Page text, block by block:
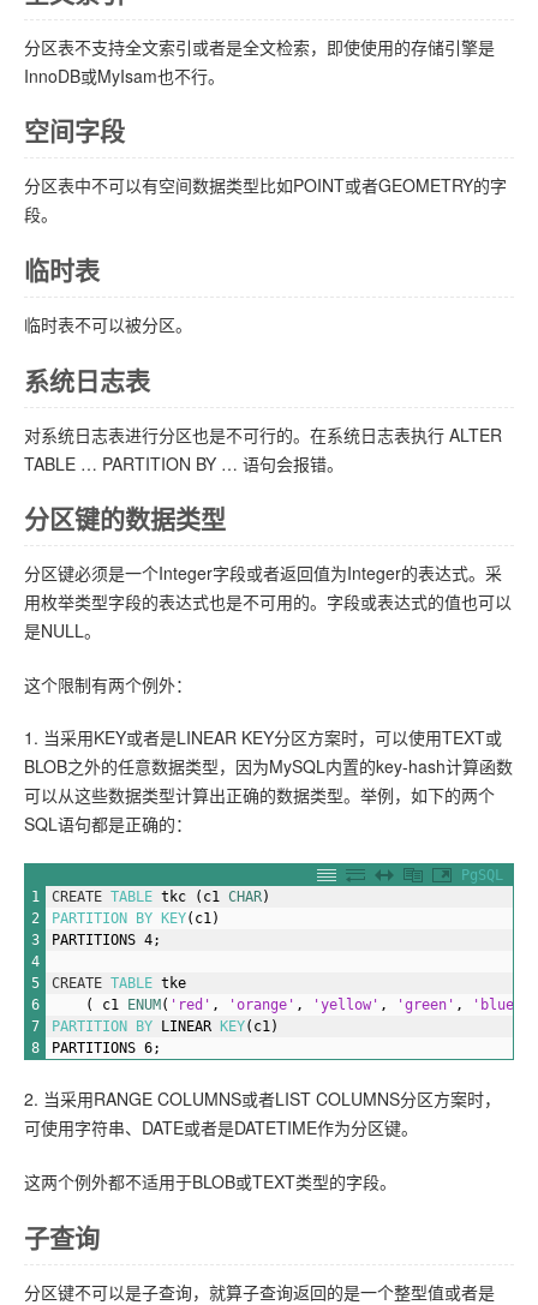
分区表不支持全文索引或者是全文检索，即使使用的存储引擎是
InnoDB或MyIsam也不行。
空间字段
分区表中不可以有空间数据类型比如POINT或者GEOMETRY的字
段。
临时表
临时表不可以被分区。
系统日志表
对系统日志表进行分区也是不可行的。在系统日志表执行 ALTER
TABLE … PARTITION BY … 语句会报错。
分区键的数据类型
分区键必须是一个Integer字段或者返回值为Integer的表达式。采
用枚举类型字段的表达式也是不可用的。字段或表达式的值也可以
是NULL。
这个限制有两个例外：
1. 当采用KEY或者是LINEAR KEY分区方案时，可以使用TEXT或
BLOB之外的任意数据类型，因为MySQL内置的key-hash计算函数
可以从这些数据类型计算出正确的数据类型。举例，如下的两个
SQL语句都是正确的：
PgSQL
1
2
3
4
5
6
7
8
CREATE TABLE tkc (c1 CHAR)
PARTITION BY KEY(c1)
PARTITIONS 4;
CREATE TABLE tke
(
c1 ENUM( 'red' , 'orange' , 'yellow' , 'green' , 'blue'
PARTITION BY LINEAR KEY(c1)
PARTITIONS 6;
2. 当采用RANGE COLUMNS或者LIST COLUMNS分区方案时，
可使用字符串、DATE或者是DATETIME作为分区键。
这两个例外都不适用于BLOB或TEXT类型的字段。
子查询
分区键不可以是子查询，就算子查询返回的是一个整型值或者是